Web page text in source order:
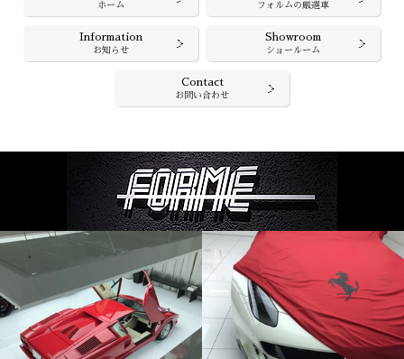
ホーム フォルムの厳選車
Information
お知らせ
Showroom
ショールーム
Contact
お問い合わせ